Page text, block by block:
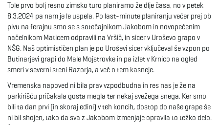
v
Tole prvo bolj resno zimsko turo planiramo že dlje časa, no v petek
8.3.2024 pa nam je le uspela. Po last-minute planiranju večer prej ob
pivu na ferajnu smo se s sotečajnikom Jakobom in novopečenim
načelnikom Maticem odpravili na Vršič, in sicer v Uroševo grapo v
NŠG. Naš optimističen plan je po Uroševi sicer vključeval še vzpon po
Butinarjevi grapi do Male Mojstrovke in pa izlet v Krnico na ogled
smeri v severni steni Razorja, a več o tem kasneje.
Vremenska napoved ni bila prav vzpodbudna in res nas je že na
parkirišču pričakala gosta megla ter nekaj svežega snega. Ker smo
bili ta dan prvi (in skoraj edini) v teh koncih, dostop do naše grape še
ni bil shojen, tako da sva z Jakobom izmenjaje opravila to težko delo.